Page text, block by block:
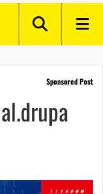
Sponsored Post